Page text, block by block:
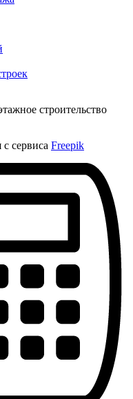
строительство
сервиса Freepik